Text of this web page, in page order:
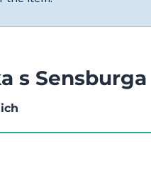
s Sensburga